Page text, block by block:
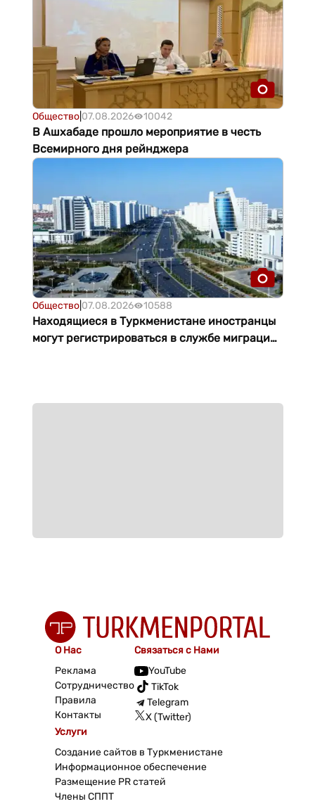
Общество| 07.08.2026 10042
В Ашхабаде прошло мероприятие в честь
Всемирного дня рейнджера
Общество| 07.08.2026 10588
Находящиеся в Туркменистане иностранцы
могут регистрироваться в службе миграции
О Нас
Реклама
Сотрудничество
Правила
Контакты
Связаться с Нами
YouTube
TikTok
Telegram
X (Twitter)
Услуги
Создание сайтов в Туркменистане
Информационное обеспечение
Размещение PR статей
Члены СППТ